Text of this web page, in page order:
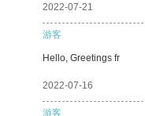
2022-07-21
游客
Hello, Greetings fr
2022-07-16
游客